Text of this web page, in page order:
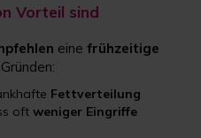
Vorteil sind
einefrühzeitige
Fettverteilung
oftweniger Eingriffe